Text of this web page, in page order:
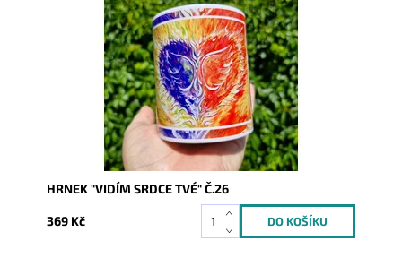
Dostupnost:
Skladem
10261
HRNEK "VIDÍM SRDCE TVÉ" Č.26
369 Kč